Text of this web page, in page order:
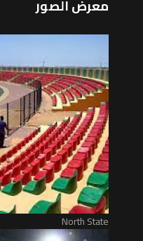
معرض الصور
North State